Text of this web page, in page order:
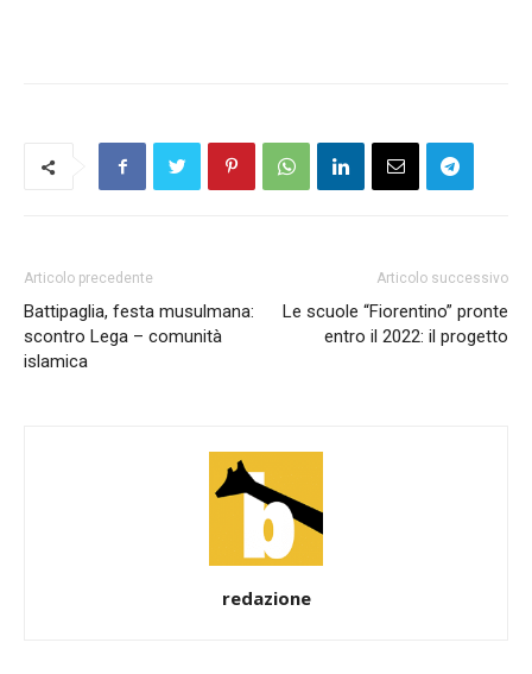
Articolo precedente
Battipaglia, festa musulmana:
scontro Lega – comunità
islamica
Articolo successivo
Le scuole “Fiorentino” pronte
entro il 2022: il progetto
redazione